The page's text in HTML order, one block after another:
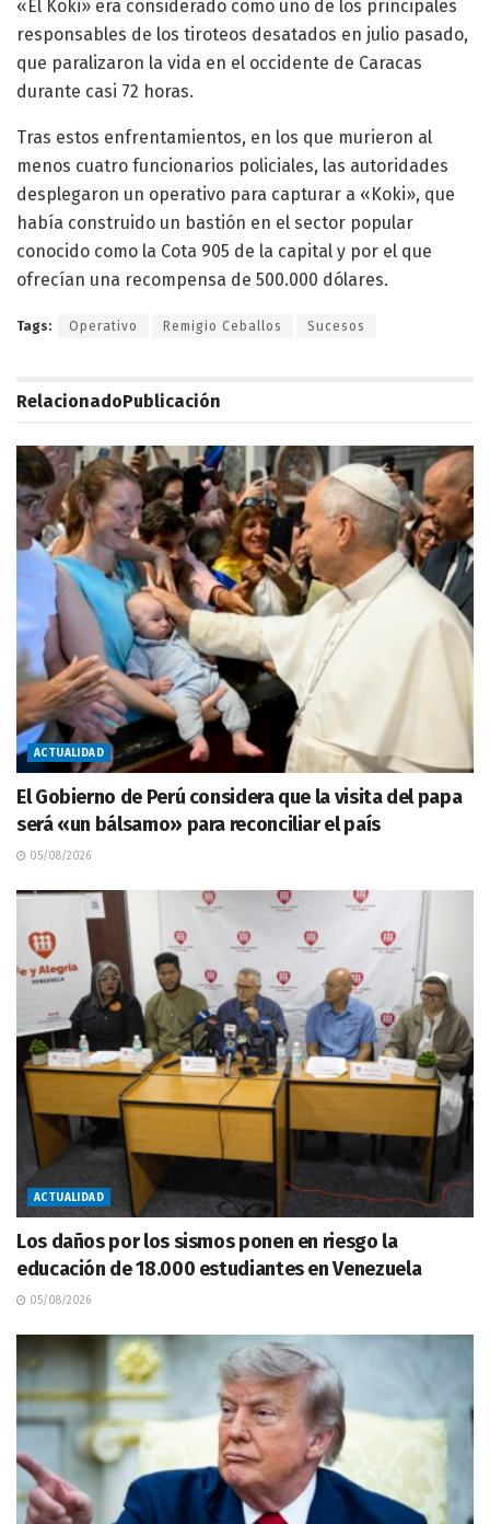
«El Koki» era considerado como uno de los principales
responsables de los tiroteos desatados en julio pasado,
que paralizaron la vida en el occidente de Caracas
durante casi 72 horas.
Tras estos enfrentamientos, en los que murieron al
menos cuatro funcionarios policiales, las autoridades
desplegaron un operativo para capturar a «Koki», que
había construido un bastión en el sector popular
conocido como la Cota 905 de la capital y por el que
ofrecían una recompensa de 500.000 dólares.
Tags: Operativo Remigio Ceballos Sucesos
RelacionadoPublicación
ACTUALIDAD
El Gobierno de Perú considera que la visita del papa
será «un bálsamo» para reconciliar el país
05/08/2026
ACTUALIDAD
Los daños por los sismos ponen en riesgo la
educación de 18.000 estudiantes en Venezuela
05/08/2026